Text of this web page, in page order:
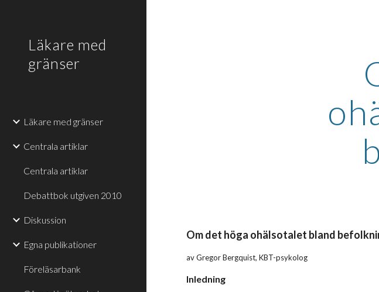
Läkare med
gränser
Läkare med gränser
Centrala artiklar
Centrala artiklar
Debattbok utgiven 2010
Diskussion
Egna publikationer
Föreläsarbank
Om det höga ohälsotalet bland
av Gregor Bergquist, KBT-psykolog
Inledning